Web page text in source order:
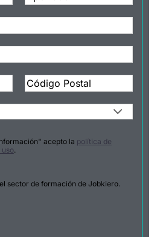
acepto la política de
.
sector de formación de Jobkiero.